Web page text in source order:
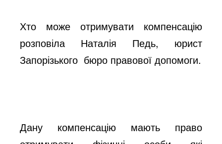
Хто може отримувати компенсацію
розповіла Наталія Педь, юрист
Запорізького бюро правової допомоги.
Дану компенсацію мають право